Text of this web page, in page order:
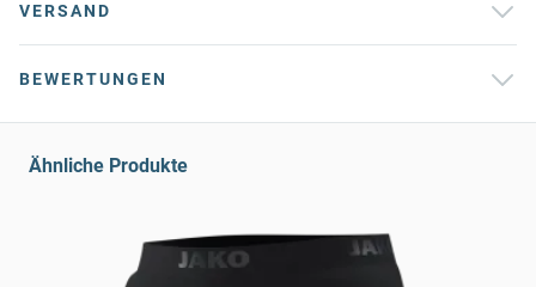
VERSAND
BEWERTUNGEN
Ähnliche Produkte